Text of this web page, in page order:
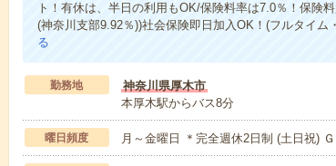
ト！有休は、半日の利用もOK/保険料率は7.0％！保険
(神奈川支部9.92％))社会保険即日加入OK！(フルタイ
る
勤務地
神奈川県厚木市
本厚木駅からバス8分
曜日頻度 月～金曜日 ＊完全週休2日制 (土日祝)